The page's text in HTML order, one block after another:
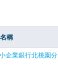
稱
企業銀行北桃園分